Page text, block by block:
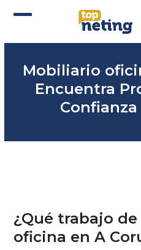
móvil
móvil
Mobiliario
Encuentra
¿Qué trabajo
oficina en A